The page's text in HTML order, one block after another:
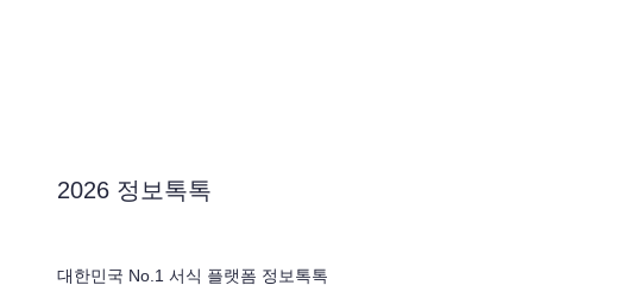
2026 정보톡톡
대한민국 No.1 서식 플랫폼 정보톡톡